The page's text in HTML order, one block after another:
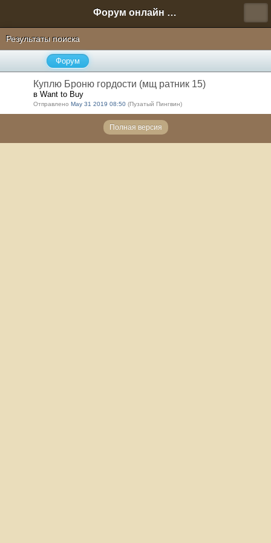
Форум онлайн игры "Новая Эра" (Нюра Биз)
Результаты поиска
Форум
Куплю Броню гордости (мщ ратник 15)
в Want to Buy
Отправлено May 31 2019 08:50 (Пузатый Пингвин)
Полная версия